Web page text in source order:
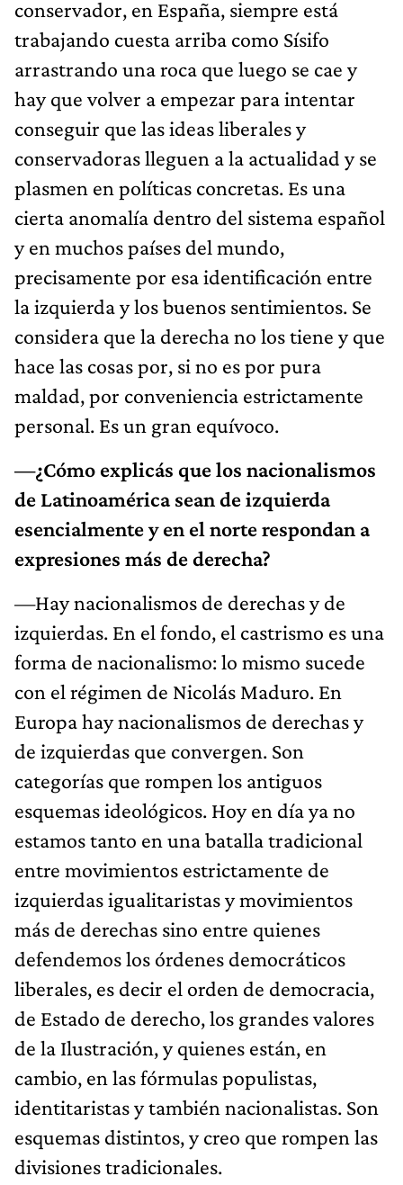
conservador, en España, siempre está
trabajando cuesta arriba como Sísifo
arrastrando una roca que luego se cae y
hay que volver a empezar para intentar
conseguir que las ideas liberales y
conservadoras lleguen a la actualidad y se
plasmen en políticas concretas. Es una
cierta anomalía dentro del sistema español
y en muchos países del mundo,
precisamente por esa identificación entre
la izquierda y los buenos sentimientos. Se
considera que la derecha no los tiene y que
hace las cosas por, si no es por pura
maldad, por conveniencia estrictamente
personal. Es un gran equívoco.
—¿Cómo explicás que los nacionalismos
de Latinoamérica sean de izquierda
esencialmente y en el norte respondan a
expresiones más de derecha?
—Hay nacionalismos de derechas y de
izquierdas. En el fondo, el castrismo es una
forma de nacionalismo: lo mismo sucede
con el régimen de Nicolás Maduro. En
Europa hay nacionalismos de derechas y
de izquierdas que convergen. Son
categorías que rompen los antiguos
esquemas ideológicos. Hoy en día ya no
estamos tanto en una batalla tradicional
entre movimientos estrictamente de
izquierdas igualitaristas y movimientos
más de derechas sino entre quienes
defendemos los órdenes democráticos
liberales, es decir el orden de democracia,
de Estado de derecho, los grandes valores
de la Ilustración, y quienes están, en
cambio, en las fórmulas populistas,
identitaristas y también nacionalistas. Son
esquemas distintos, y creo que rompen las
divisiones tradicionales.